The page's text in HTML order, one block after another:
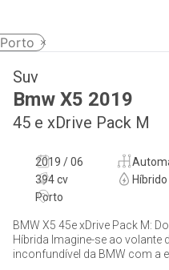
Porto
Suv
Bmw X5 2019
45 e xDrive Pack M
2019 / 06
394 cv
Porto
BMW X5 45e xDrive Pack M:
Híbrida Imagine-se ao volante
inconfundível da BMW com a